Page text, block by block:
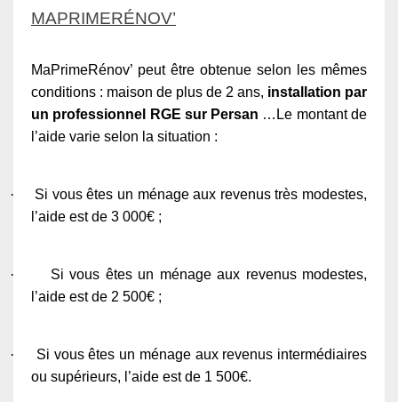
MAPRIMERÉNOV’
MaPrimeRénov’ peut être obtenue selon les mêmes
conditions : maison de plus de 2 ans, installation par
un professionnel RGE sur Persan …Le montant de
l’aide varie selon la situation :
·
Si vous êtes un ménage aux revenus très modestes,
l’aide est de 3 000€ ;
·
Si vous êtes un ménage aux revenus modestes,
l’aide est de 2 500€ ;
·
Si vous êtes un ménage aux revenus intermédiaires
ou supérieurs, l’aide est de 1 500€.